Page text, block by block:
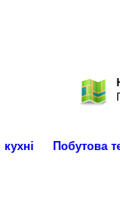
Побутова